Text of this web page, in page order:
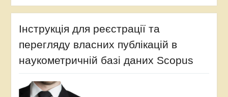
Інструкція для реєстрації та
перегляду власних публікацій в
наукометричній базі даних Scopus